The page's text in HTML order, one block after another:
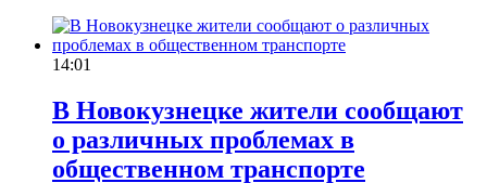
14:01
В Новокузнецке жители сообщают
о различных проблемах в
общественном транспорте